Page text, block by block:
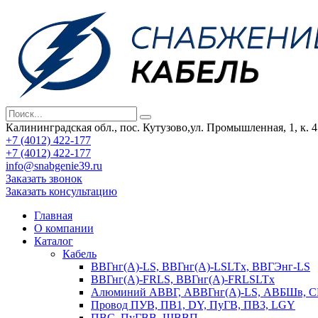
Калининградская обл., пос. Кутузово,ул. Промышленная, 1, к. 4
+7 (4012) 422-177
+7 (4012) 422-177
info@snabgenie39.ru
Заказать звонок
Заказать консультацию
Главная
О компании
Каталог
Кабель
ВВГнг(А)-LS, ВВГнг(А)-LSLTx, ВВГЭнг-LS
ВВГнг(А)-FRLS, ВВГнг(А)-FRLSLTx
Алюминий АВВГ, АВВГнг(А)-LS, АВБШв,
Провод ПУВ, ПВ1, DY, ПуГВ, ПВ3, LGY